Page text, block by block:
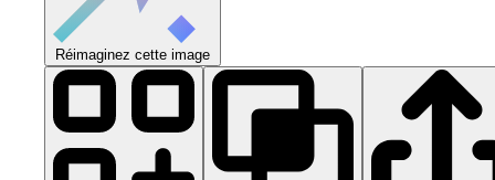
Réimaginez cette image